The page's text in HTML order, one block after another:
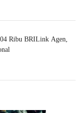
Ribu BRILink Agen,